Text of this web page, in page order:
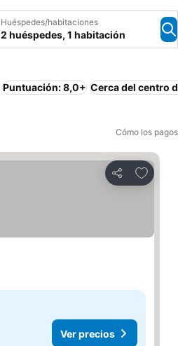
Huéspedes/habitaciones
2 huéspedes, 1 habitación
Puntuación: 8,0+ Cerca del centro
Cómo los
Compartir
Ver precios